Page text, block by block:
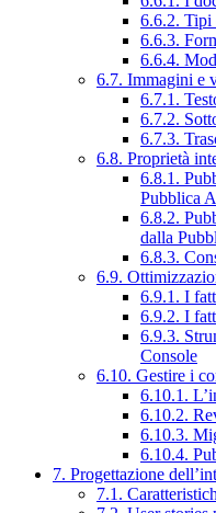
6.6.2. Tipi
6.6.3.
6.6.4.
6.7. Immagini e
6.7.1.
6.7.2.
6.7.3.
6.8. Proprietà
6.8.1.
Pubblica
6.8.2.
dalla
6.8.3.
6.9.
6.9.1. I
6.9.2. I
6.9.3.
Console
6.10. Gestire i
6.10.1.
6.10.2.
6.10.3.
6.10.4.
7. Progettazione
7.1.